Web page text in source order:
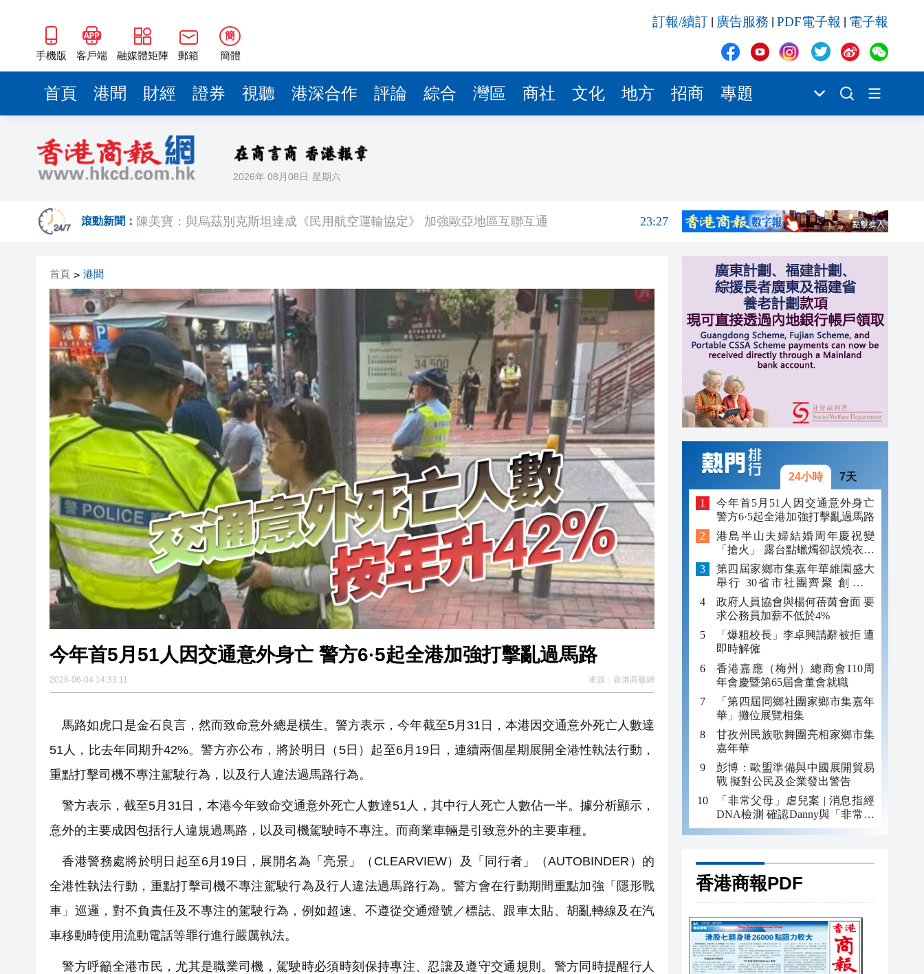
手機版 客戶端 融媒體矩陣 郵箱
簡
簡體
訂報/續訂 廣告服務 PDF電子報 電子報
首頁 港聞 財經 證券 視聽 港深合作 評論 綜合 灣區 商社 文化 地方 招商 專題
2026年 08月08日 星期六
滾動新聞：
馬時亨：感謝特首帶領中亞行程 助力商界打開生意門
23:13
今晚060期六合彩頭獎1注獨中派1206萬
【港事講場】薪酬趨勢調查 響中低層警號
22:37
資金奔涌 融合無界 外匯便利化為「製造+服務」出海鋪就高速路
伊朗說將同阿曼規範管理霍爾木茲海峽
陳美寶：與烏茲別克斯坦達成《民用航空運輸協定》 加強歐亞地區互聯互通
23:27
【港事講場】薪酬趨勢調查 響中低層警號
22:37
有片丨全紅嬋因傷缺席亞運會選拔 或無緣出戰亞運會
22:13
資金奔涌 融合無界 外匯便利化為「製造+服務」出海鋪就高速路
09:04
伊朗說將同阿曼規範管理霍爾木茲海峽
08:29
李家超：中亞行達三大目標獲八大成果 簽署96份協議及備忘錄
23:42
陳美寶：與烏茲別克斯坦達成《民用航空運輸協定》 加強歐亞地區互聯互通
23:27
馬時亨：感謝特首帶領中亞行程 助力商界打開生意門
今晚060期六合彩頭獎1注獨中派1206萬
22:38
【港事講場】薪酬趨勢調查 響中低層警號
22:37
有片丨全紅嬋因傷缺席亞運會選拔 或無緣出戰亞運會
22:13
首頁 > 港聞
今年首5月51人因交通意外身亡 警方6·5起全港加強打擊亂過馬路
2026-06-04 14:33:11 來源： 香港商報網
馬路如虎口是金石良言，然而致命意外總是橫生。警方表示，今年截至5月31日，本港因交通意外死亡人數達
51人，比去年同期升42%。警方亦公布，將於明日（5日）起至6月19日，連續兩個星期展開全港性執法行動，
重點打擊司機不專注駕駛行為，以及行人違法過馬路行為。
警方表示，截至5月31日，本港今年致命交通意外死亡人數達51人，其中行人死亡人數佔一半。據分析顯示，
意外的主要成因包括行人違規過馬路，以及司機駕駛時不專注。而商業車輛是引致意外的主要車種。
香港警務處將於明日起至6月19日，展開名為「亮景」（CLEARVIEW）及「同行者」（AUTOBINDER）的
全港性執法行動，重點打擊司機不專注駕駛行為及行人違法過馬路行為。警方會在行動期間重點加強「隱形戰
車」巡邏，對不負責任及不專注的駕駛行為，例如超速、不遵從交通燈號／標誌、跟車太貼、胡亂轉線及在汽
車移動時使用流動電話等罪行進行嚴厲執法。
警方呼籲全港市民，尤其是職業司機，駕駛時必須時刻保持專注、忍讓及遵守交通規則。警方同時提醒行人
24小時 7天
今年首5月51人因交通意外身亡
警方6·5起全港加強打擊亂過馬路
港島半山夫婦結婚周年慶祝變
「搶火」 露台點蠟燭卻誤燒衣物
成火源
第四屆家鄉市集嘉年華維園盛大
舉行 30省市社團齊聚 創科非
遺、南北物產盡顯文化魅力
政府人員協會與楊何蓓茵會面 要
求公務員加薪不低於4%
「爆粗校長」李卓興請辭被拒 遭
即時解僱
香港嘉應（梅州）總商會110周
年會慶暨第65屆會董會就職
「第四屆同鄉社團家鄉市集嘉年
華」攤位展覽相集
甘孜州民族歌舞團亮相家鄉市集
嘉年華
彭博：歐盟準備與中國展開貿易
戰 擬對公民及企業發出警告
「非常父母」虐兒案 | 消息指經
DNA檢測 確認Danny與「非常父
母」有血緣關係
香港商報PDF